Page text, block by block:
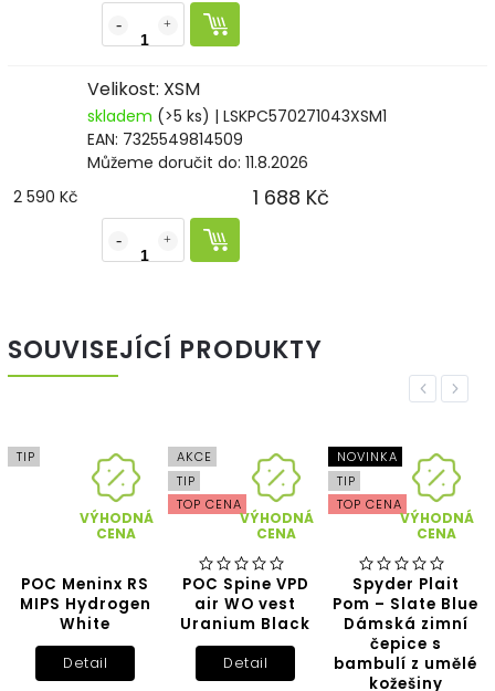
Velikost: XSM
skladem (>5 ks) | LSKPC570271043XSM1
EAN: 7325549814509
Můžeme doručit do: 11.8.2026
2 590 Kč
1 688 Kč
SOUVISEJÍCÍ PRODUKTY
Previous
TIP
VÝHODNÁ
CENA
POC Meninx RS
MIPS Hydrogen
White
Detail
AKCE
TIP
TOP CENA
VÝHODNÁ
CENA
POC Spine VPD
air WO vest
Uranium Black
Detail
NOVINKA
TIP
TOP CENA
VÝHODNÁ
CENA
Spyder Plait
Pom – Slate Blue
Dámská zimní
čepice s
bambulí z umělé
kožešiny
Next